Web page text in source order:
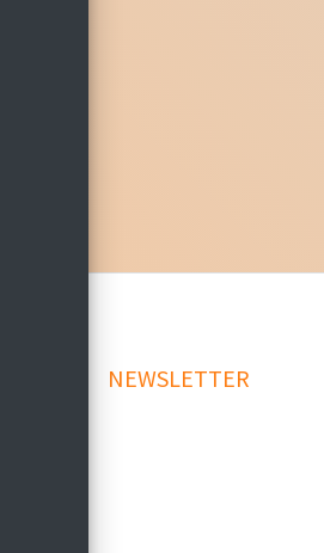
NEWSLETTER